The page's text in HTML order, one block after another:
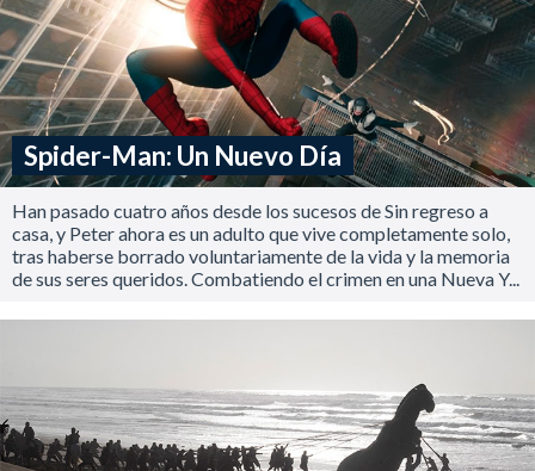
Spider-Man: Un Nuevo Día
Han pasado cuatro años desde los sucesos de Sin regreso a
casa, y Peter ahora es un adulto que vive completamente solo,
tras haberse borrado voluntariamente de la vida y la memoria
de sus seres queridos. Combatiendo el crimen en una Nueva Y...